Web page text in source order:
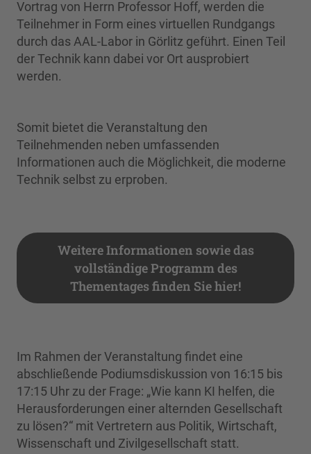
Vortrag von Herrn Professor Hoff, werden die
Teilnehmer in Form eines virtuellen Rundgangs
durch das AAL-Labor in Görlitz geführt. Einen Teil
der Technik kann dabei vor Ort ausprobiert
werden.
Somit bietet die Veranstaltung den
Teilnehmenden neben umfassenden
Informationen auch die Möglichkeit, die moderne
Technik selbst zu erproben.
Weitere Informationen sowie das
vollständige Programm des
Thementages finden Sie hier!
Im Rahmen der Veranstaltung findet eine
abschließende Podiumsdiskussion von 16:15 bis
17:15 Uhr zu der Frage: „Wie kann KI helfen, die
Herausforderungen einer alternden Gesellschaft
zu lösen?“ mit Vertretern aus Politik, Wirtschaft,
Wissenschaft und Zivilgesellschaft statt.